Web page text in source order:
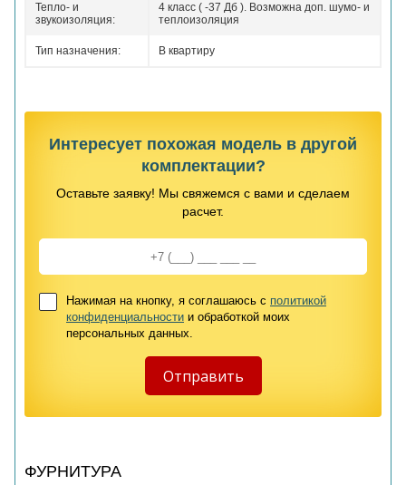
Тепло- и
звукоизоляция:
4 класс ( -37 Дб ). Возможна доп. шумо- и
теплоизоляция
Тип назначения: В квартиру
Интересует похожая модель в другой
комплектации?
Оставьте заявку! Мы свяжемся с вами и сделаем
расчет.
Нажимая на кнопку, я соглашаюсь с политикой
конфиденциальности и обработкой моих
персональных данных.
ФУРНИТУРА